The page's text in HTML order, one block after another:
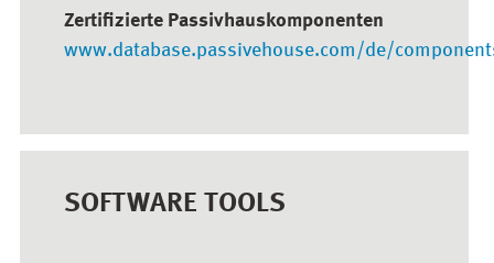
Zertifizierte Passivhauskomponenten
www.database.passivehouse.com/de/
SOFTWARE TOOLS